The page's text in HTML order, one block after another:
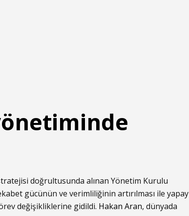
doğrultusunda alınan Yönetim Kurulu
gücünün ve verimliliğinin artırılması ile yapay
değişikliklerine gidildi. Hakan Aran, dünyada